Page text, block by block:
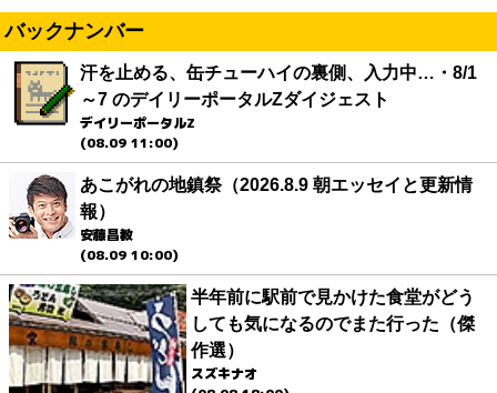
バックナンバー
汗を止める、缶チューハイの裏側、入力中…・8/1
～7 のデイリーポータルZダイジェスト
デイリーポータルZ
(08.09 11:00)
あこがれの地鎮祭（2026.8.9 朝エッセイと更新情
報）
安藤昌教
(08.09 10:00)
半年前に駅前で見かけた食堂がどう
しても気になるのでまた行った（傑
作選）
スズキナオ